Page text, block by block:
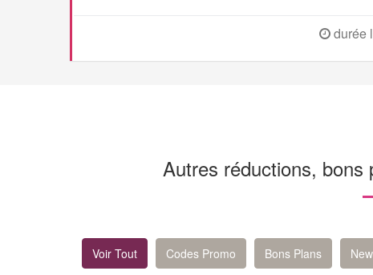
durée
Autres réductions,
Voir Tout Codes Promo Bons Plans